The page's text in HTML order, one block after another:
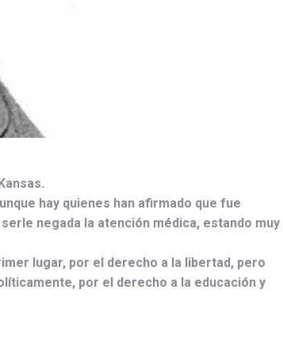
hay quienes han afirmado que fue
negada la atención médica, estando muy
lugar, por el derecho a la libertad, pero
por el derecho a la educación y